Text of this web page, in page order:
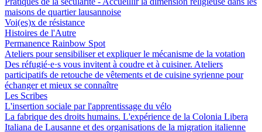
maisons de quartier lausannoise
Voi(es)x de résistance
Histoires de l'Autre
Permanence Rainbow Spot
Ateliers pour sensibiliser et expliquer le mécanisme de la votation
Des réfugié·e·s vous invitent à coudre et à cuisiner. Ateliers
participatifs de retouche de vêtements et de cuisine syrienne pour
échanger et mieux se connaître
Les Scribes
L'insertion sociale par l'apprentissage du vélo
La fabrique des droits humains. L'expérience de la Colonia Libera
Italiana de Lausanne et des organisations de la migration italienne